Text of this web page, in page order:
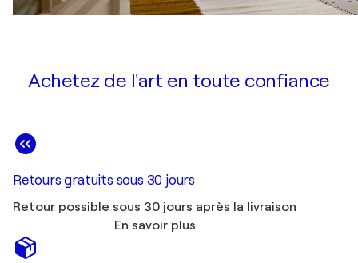
Achetez de l'art en toute confiance
Retours gratuits sous 30 jours
Retour possible sous 30 jours après la livraison
En savoir plus